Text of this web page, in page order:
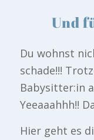
Und
Du wohnst
schade!!!
Babysitter:in
Yeeaaahhh!!
Hier geht es